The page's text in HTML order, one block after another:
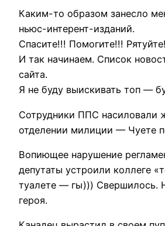
Каким-то образом занесло
ньюс-интерент-изданий.
Спасите!!! Помогите!!!
И так начинаем. Список
сайта.
Я не буду выискивать топ —
Сотрудники ППС насиловали
отделении милиции — Чуете
Вопиющее нарушение
депутаты устроили коллеге
туалете — гы))) Свершилось.
героя.